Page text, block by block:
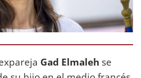
Gad Elmaleh se